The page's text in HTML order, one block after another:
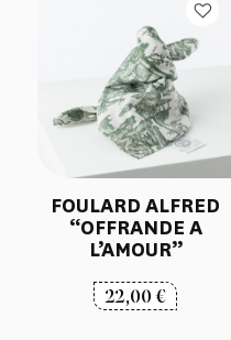
FOULARD ALFRED
“OFFRANDE A
L’AMOUR”
22,00€